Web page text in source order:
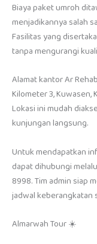
Biaya paket umroh
menjadikannya salah
Fasilitas yang
tanpa mengurangi
Alamat kantor Ar
Kilometer 3, Kuwasen,
Lokasi ini mudah
kunjungan langsung.
Untuk mendapatkan
dapat dihubungi
8998. Tim admin siap
jadwal keberangkatan
Almarwah Tour ☀️